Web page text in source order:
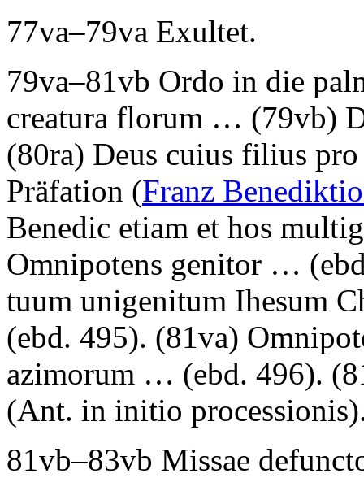
77va–79va Exultet.
79va–81vb Ordo in die
creatura florum … (79vb)
(80ra) Deus cuius filius pro
Präfation (Franz
Benedic etiam et hos
Omnipotens genitor …
tuum unigenitum Ihesum
(ebd. 495). (81va)
azimorum … (ebd. 496).
(Ant. in initio
81vb–83vb Missae